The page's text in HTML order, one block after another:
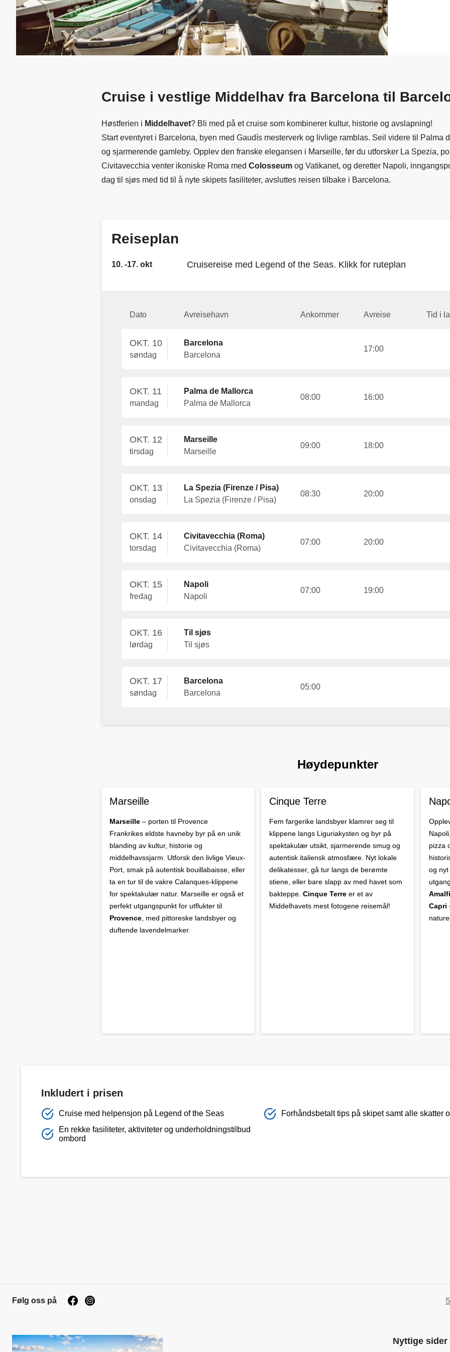
Cruise i vestlige Middelhav fra Barcelona til
Høstferien i Middelhavet? Bli med på et cruise som kombinerer kultur, historie og avslapning!
Start eventyret i Barcelona, byen med Gaudís mesterverk og livlige ramblas. Seil videre til Palma
og sjarmerende gamleby. Opplev den franske elegansen i Marseille, før du utforsker La Spezia,
Civitavecchia venter ikoniske Roma med Colosseum og Vatikanet, og deretter Napoli,
dag til sjøs med tid til å nyte skipets fasiliteter, avsluttes reisen tilbake i Barcelona.
Reiseplan
10. -17. okt Cruisereise med Legend of the Seas. Klikk for ruteplan
Dato Avreisehavn Ankommer Avreise Tid i
OKT. 10
søndag
Barcelona
Barcelona
17:00
OKT. 11
mandag
Palma de Mallorca
Palma de Mallorca
08:00 16:00
OKT. 12
tirsdag
Marseille
Marseille
09:00 18:00
OKT. 13
onsdag
La Spezia (Firenze / Pisa)
La Spezia (Firenze / Pisa)
08:30 20:00
OKT. 14
torsdag
Civitavecchia (Roma)
Civitavecchia (Roma)
07:00 20:00
OKT. 15
fredag
Napoli
Napoli
07:00 19:00
OKT. 16
lørdag
Til sjøs
Til sjøs
OKT. 17
søndag
Barcelona
Barcelona
05:00
Høydepunkter
Marseille
Marseille – porten til Provence
Frankrikes eldste havneby byr på en unik
blanding av kultur, historie og
middelhavssjarm. Utforsk den livlige Vieux-
Port, smak på autentisk bouillabaisse, eller
ta en tur til de vakre Calanques-klippene
for spektakulær natur. Marseille er også et
perfekt utgangspunkt for utflukter til
Provence, med pittoreske landsbyer og
duftende lavendelmarker.
Cinque Terre
Fem fargerike landsbyer klamrer seg til
klippene langs Liguriakysten og byr på
spektakulær utsikt, sjarmerende smug og
autentisk italiensk atmosfære. Nyt lokale
delikatesser, gå tur langs de berømte
stiene, eller bare slapp av med havet som
bakteppe.Cinque Terreer et av
Middelhavets mest fotogene reisemål!
pizza
og nyt
Capri
Inkludert i prisen
Cruise med helpensjon på Legend of the Seas
Forhåndsbetalt tips på skipet samt alle skatter
En rekke fasiliteter, aktiviteter og underholdningstilbud
ombord
Følg oss på
Nyttige sider